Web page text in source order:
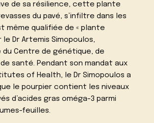
de sa résilience, cette plante
du pavé, s’infiltre dans les
même qualifiée de « plante
le Dr Artemis Simopoulos,
du Centre de génétique, de
santé. Pendant son mandat aux
of Health, le Dr Simopoulos a
le pourpier contient les niveaux
d’acides gras oméga-3 parmi
feuilles.